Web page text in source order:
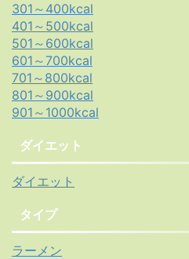
301～400kcal
401～500kcal
501～600kcal
601～700kcal
701～800kcal
801～900kcal
901～1000kcal
ダイエット
ダイエット
タイプ
ラーメン